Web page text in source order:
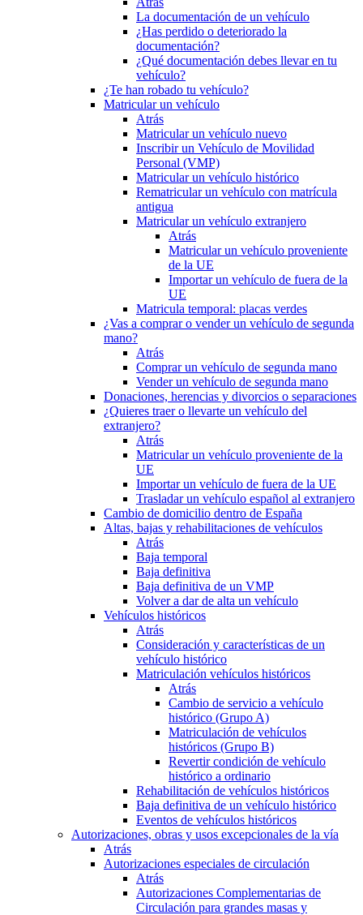
La documentación de un vehículo
¿Has perdido o deteriorado la
documentación?
¿Qué documentación debes llevar en tu
vehículo?
¿Te han robado tu vehículo?
Matricular un vehículo
Atrás
Matricular un vehículo nuevo
Inscribir un Vehículo de Movilidad
Personal (VMP)
Matricular un vehículo histórico
Rematricular un vehículo con matrícula
antigua
Matricular un vehículo extranjero
Atrás
Matricular un vehículo proveniente
de la UE
Importar un vehículo de fuera de la
UE
Matricula temporal: placas verdes
¿Vas a comprar o vender un vehículo de segunda
mano?
Atrás
Comprar un vehículo de segunda mano
Vender un vehículo de segunda mano
Donaciones, herencias y divorcios o separaciones
¿Quieres traer o llevarte un vehículo del
extranjero?
Atrás
Matricular un vehículo proveniente de la
UE
Importar un vehículo de fuera de la UE
Trasladar un vehículo español al extranjero
Cambio de domicilio dentro de España
Altas, bajas y rehabilitaciones de vehículos
Atrás
Baja temporal
Baja definitiva
Baja definitiva de un VMP
Volver a dar de alta un vehículo
Vehículos históricos
Atrás
Consideración y características de un
vehículo histórico
Matriculación vehículos históricos
Atrás
Cambio de servicio a vehículo
histórico (Grupo A)
Matriculación de vehículos
históricos (Grupo B)
Revertir condición de vehículo
histórico a ordinario
Rehabilitación de vehículos históricos
Baja definitiva de un vehículo histórico
Eventos de vehículos históricos
Autorizaciones, obras y usos excepcionales de la vía
Atrás
Autorizaciones especiales de circulación
Atrás
Autorizaciones Complementarias de
Circulación para grandes masas y